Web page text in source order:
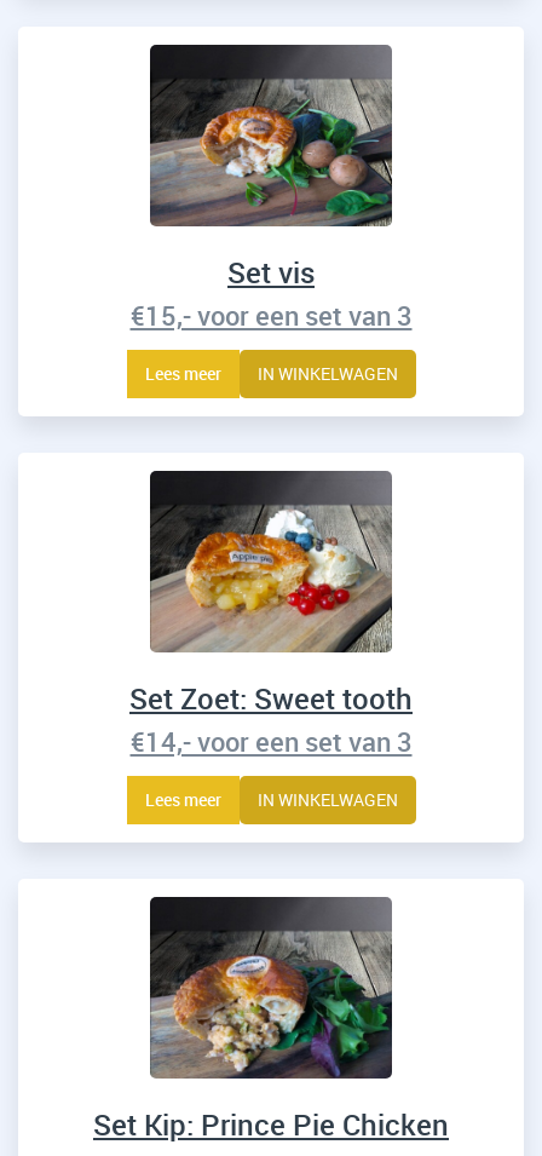
Set vis
€15,- voor een set van 3
Lees meer IN WINKELWAGEN
Set Zoet: Sweet tooth
€14,- voor een set van 3
Lees meer IN WINKELWAGEN
Set Kip: Prince Pie Chicken